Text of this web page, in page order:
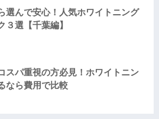
選んで安心！人気ホワイトニング
３選【千葉編】
スパ重視の方必見！ホワイトニン
なら費用で比較